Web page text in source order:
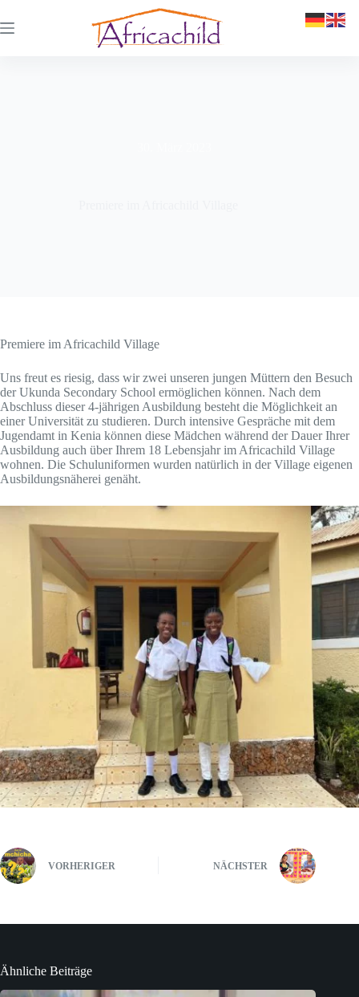
Premiere im Africachild Village
Uns freut es riesig, dass wir zwei unseren jungen Müttern den Besuch
der Ukunda Secondary School ermöglichen können. Nach dem
Abschluss dieser 4-jährigen Ausbildung besteht die Möglichkeit an
einer Universität zu studieren. Durch intensive Gespräche mit dem
Jugendamt in Kenia können diese Mädchen während der Dauer Ihrer
Ausbildung auch über Ihrem 18 Lebensjahr im Africachild Village
wohnen. Die Schuluniformen wurden natürlich in der Village eigenen
Ausbildungsnäherei genäht.
VORHERIGER NÄCHSTER
Ähnliche Beiträge